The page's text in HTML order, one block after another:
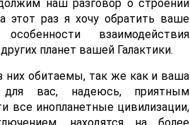
наш разговор о строении
этот раз я хочу обратить ваше
взаимодействия
планет вашей Галактики.
них обитаемы, так же как и ваша
для вас, надеюсь, приятным
все инопланетные цивилизации,